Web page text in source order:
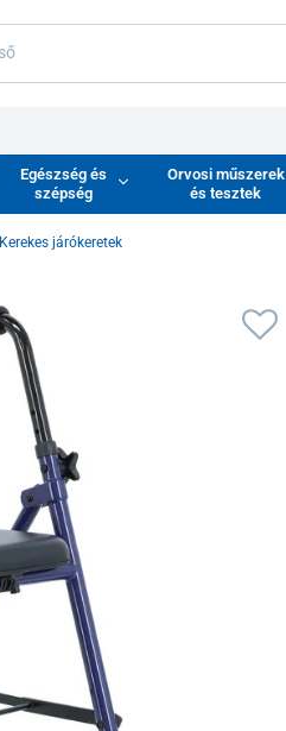
Egészség és
szépség
Orvosi műszerek
és tesztek
Kerekes járókeretek